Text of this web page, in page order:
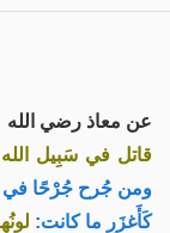
عن معاذ رضي الله
قاتل في سَبِيل
ومن جُرح جُرْحًا في
كَأَغزَرِ ما كانت: